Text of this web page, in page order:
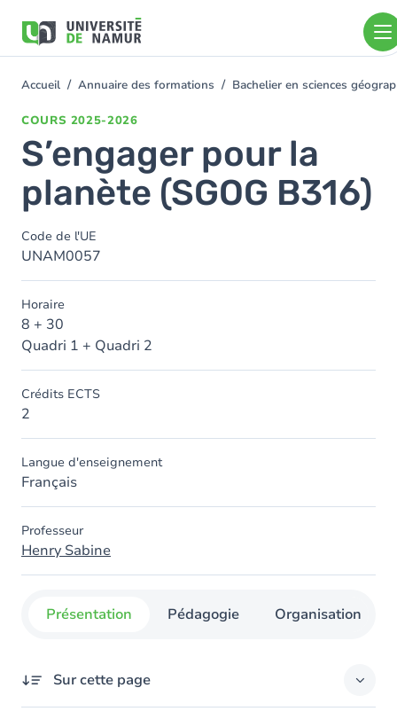
contenu
You
Accueil Annuaire des formations Bachelier en sciences
COURS 2025-2026
S’engager pour la
planète (SGOG B316)
Code de l'UE
UNAM0057
Horaire
8 + 30
Quadri 1 + Quadri 2
Crédits ECTS
2
Langue d'enseignement
Français
Professeur
Henry Sabine
Présentation Pédagogie Organisation
Sur cette page